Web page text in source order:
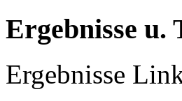
Ergebnisse u.
Ergebnisse